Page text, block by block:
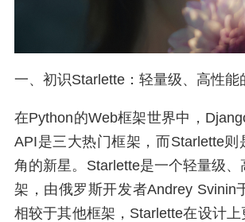
一、初识Starlette：轻量级、高性能
在Python的Web框架世界中，
API是三大热门框架，而Starlette则
角的新星。Starlette是一个轻量级
架，由俄罗斯开发者Andrey Svinin
相较于其他框架，Starlette在设计